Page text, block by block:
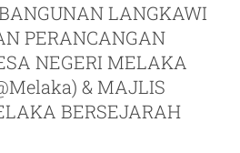
LANGKAWI
PERANCANGAN
NEGERI MELAKA
& MAJLIS
BERSEJARAH